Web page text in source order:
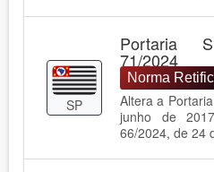
SP
Portaria
71/2024
Norma
Altera a
junho de
66/2024, de 24